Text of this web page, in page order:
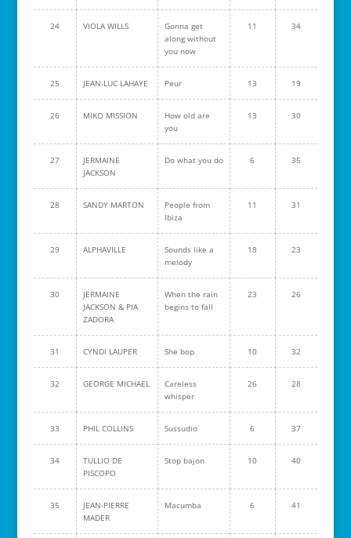
24 VIOLA WILLS
Gonna get
along without
you now
11 34
25 JEAN-LUC LAHAYE Peur 13 19
26 MIKO MISSION
How old are
you
13 30
27
JERMAINE
JACKSON
Do what you do 6 35
28 SANDY MARTON
People from
Ibiza
11 31
29 ALPHAVILLE
Sounds like a
melody
18 23
30
JERMAINE
JACKSON & PIA
ZADORA
When the rain
begins to fall
23 26
31 CYNDI LAUPER She bop 10 32
32 GEORGE MICHAEL
Careless
whisper
26 28
33 PHIL COLLINS Sussudio 6 37
34
TULLIO DE
PISCOPO
Stop bajon 10 40
35
JEAN-PIERRE
MADER
Macumba 6 41